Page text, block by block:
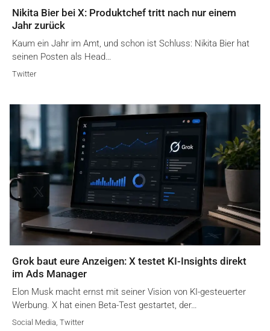
Nikita Bier bei X: Produktchef tritt nach nur einem
Jahr zurück
Kaum ein Jahr im Amt, und schon ist Schluss: Nikita Bier hat
seinen Posten als Head…
Twitter
Grok baut eure Anzeigen: X testet KI-Insights direkt
im Ads Manager
Elon Musk macht ernst mit seiner Vision von KI-gesteuerter
Werbung. X hat einen Beta-Test gestartet, der…
Social Media Twitter